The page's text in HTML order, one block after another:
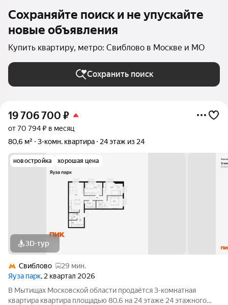
Сохраняйте поиск и не упускайте
новые объявления
Купить квартиру, метро: Свиблово в Москве и МО
Сохранить поиск
19 706 700 ₽
от 70 794 ₽ в месяц
80,6 м²
3-комн. квартира 24 этаж из 24
новостройка хорошая цена
3D-тур
Свиблово
29 мин.
Яуза парк, 2 квартал 2026
В Мытищах Московской области продаётся 3-комнатная
квартира квартира площадью 80.6 на 24 этаже 24 этажного